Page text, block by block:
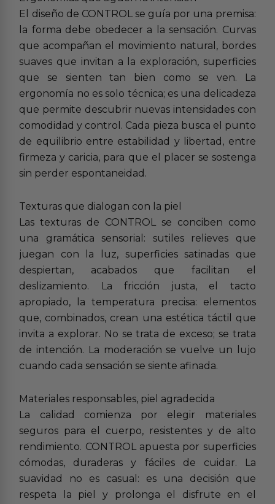
El diseño de CONTROL se guía por una premisa:
la forma debe obedecer a la sensación. Curvas
que acompañan el movimiento natural, bordes
suaves que invitan a la exploración, superficies
que se sienten tan bien como se ven. La
ergonomía no es solo técnica; es una delicadeza
que permite descubrir nuevas intensidades con
comodidad y control. Cada pieza busca el punto
de equilibrio entre estabilidad y libertad, entre
firmeza y caricia, para que el placer se sostenga
sin perder espontaneidad.
Texturas que dialogan con la piel
Las texturas de CONTROL se conciben como
una gramática sensorial: sutiles relieves que
juegan con la luz, superficies satinadas que
despiertan, acabados que facilitan el
deslizamiento. La fricción justa, el tacto
apropiado, la temperatura precisa: elementos
que, combinados, crean una estética táctil que
invita a explorar. No se trata de exceso; se trata
de intención. La moderación se vuelve un lujo
cuando cada sensación se siente afinada.
Materiales responsables, piel agradecida
La calidad comienza por elegir materiales
seguros para el cuerpo, resistentes y de alto
rendimiento. CONTROL apuesta por superficies
cómodas, duraderas y fáciles de cuidar. La
suavidad no es casual: es una decisión que
respeta la piel y prolonga el disfrute en el